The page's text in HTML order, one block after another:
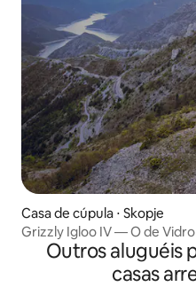
Casa de cúpula ⋅ Skopje
Grizzly Igloo IV — O de Vidro
Outros aluguéis
casas